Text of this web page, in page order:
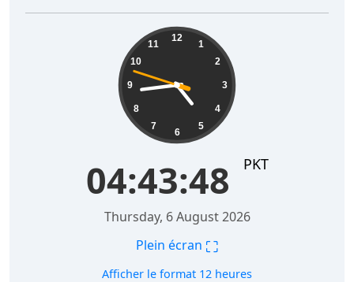
12
1
2
3
4
5
6
7
8
9
10
11
04:43:49 PKT
Thursday, 6 August 2026
Plein écran ⛶
Afficher le format 12 heures